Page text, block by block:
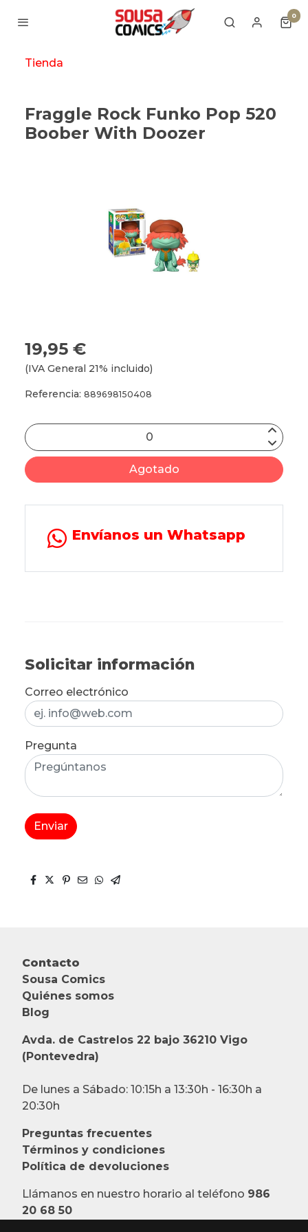
0
Tienda
Fraggle Rock Funko Pop 520
Boober With Doozer
19,95 €
(IVA General 21% incluido)
Referencia: 889698150408
Agotado
Envíanos un Whatsapp
Solicitar información
Correo electrónico
Pregunta
Enviar
Contacto
Sousa Comics
Quiénes somos
Blog
Avda. de Castrelos 22 bajo 36210 Vigo
(Pontevedra)
De lunes a Sábado: 10:15h a 13:30h - 16:30h a
20:30h
Preguntas frecuentes
Términos y condiciones
Política de devoluciones
Llámanos en nuestro horario al teléfono 986
20 68 50